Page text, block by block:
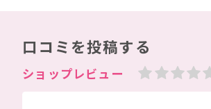
口コミを投稿する